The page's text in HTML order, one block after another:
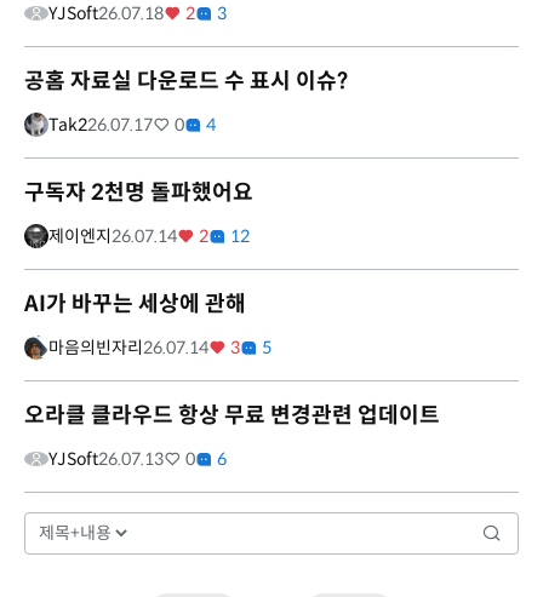
YJSoft26.07.18 2 3
공홈 자료실 다운로드 수 표시 이슈?
Tak226.07.17 0 4
구독자 2천명 돌파했어요
제이엔지26.07.14 2 12
AI가 바꾸는 세상에 관해
마음의빈자리26.07.14 3 5
오라클 클라우드 항상 무료 변경관련 업데이트
YJSoft26.07.13 0 6